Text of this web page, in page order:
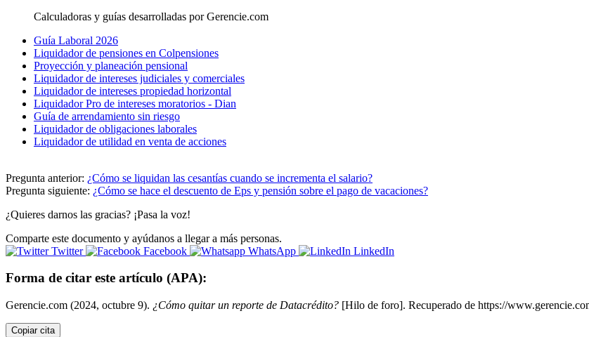
Calculadoras y guías desarrolladas por Gerencie.com
Guía Laboral 2026
Liquidador de pensiones en Colpensiones
Proyección y planeación pensional
Liquidador de intereses judiciales y comerciales
Liquidador de intereses propiedad horizontal
Liquidador Pro de intereses moratorios - Dian
Guía de arrendamiento sin riesgo
Liquidador de obligaciones laborales
Liquidador de utilidad en venta de acciones
Pregunta anterior: ¿Cómo se liquidan las cesantías cuando se incrementa el salario?
Pregunta siguiente: ¿Cómo se hace el descuento de Eps y pensión sobre el pago de vacaciones?
¿Quieres darnos las gracias? ¡Pasa la voz!
Comparte este documento y ayúdanos a llegar a más personas.
Twitter
Facebook WhatsApp LinkedIn
Forma de citar este artículo (APA):
Gerencie.com (2024, octubre 9). ¿Cómo quitar un reporte de Datacrédito? [Hilo de foro]. Recuperado de https://
Copiar cita